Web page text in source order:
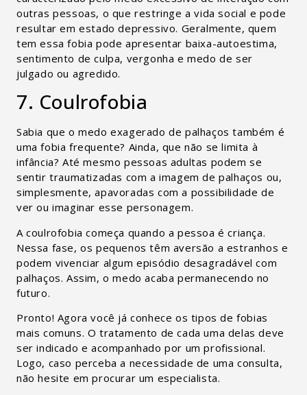
outras pessoas, o que restringe a vida social e pode
resultar em estado depressivo. Geralmente, quem
tem essa fobia pode apresentar baixa-autoestima,
sentimento de culpa, vergonha e medo de ser
julgado ou agredido.
7. Coulrofobia
Sabia que o medo exagerado de palhaços também é
uma fobia frequente? Ainda, que não se limita à
infância? Até mesmo pessoas adultas podem se
sentir traumatizadas com a imagem de palhaços ou,
simplesmente, apavoradas com a possibilidade de
ver ou imaginar esse personagem.
A coulrofobia começa quando a pessoa é criança.
Nessa fase, os pequenos têm aversão a estranhos e
podem vivenciar algum episódio desagradável com
palhaços. Assim, o medo acaba permanecendo no
futuro.
Pronto! Agora você já conhece os tipos de fobias
mais comuns. O tratamento de cada uma delas deve
ser indicado e acompanhado por um profissional.
Logo, caso perceba a necessidade de uma consulta,
não hesite em procurar um especialista.